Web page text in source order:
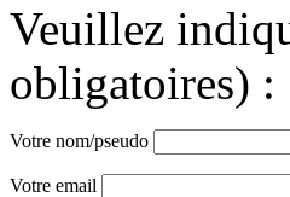
Veuillez
obligatoires) :
Votre nom/pseudo
Votre email